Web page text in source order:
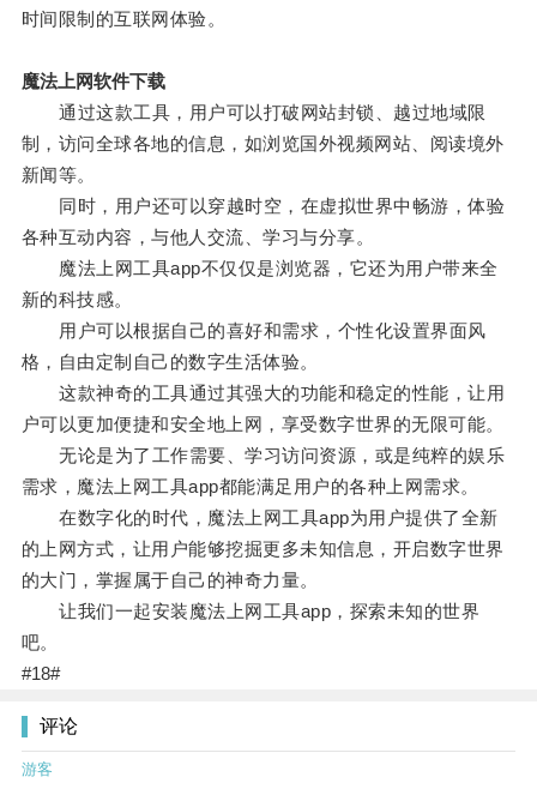
时间限制的互联网体验。
魔法上网软件下载
通过这款工具，用户可以打破网站封锁、越过地域限
制，访问全球各地的信息，如浏览国外视频网站、阅读境外
新闻等。
同时，用户还可以穿越时空，在虚拟世界中畅游，体验
各种互动内容，与他人交流、学习与分享。
魔法上网工具app不仅仅是浏览器，它还为用户带来全
新的科技感。
用户可以根据自己的喜好和需求，个性化设置界面风
格，自由定制自己的数字生活体验。
这款神奇的工具通过其强大的功能和稳定的性能，让用
户可以更加便捷和安全地上网，享受数字世界的无限可能。
无论是为了工作需要、学习访问资源，或是纯粹的娱乐
需求，魔法上网工具app都能满足用户的各种上网需求。
在数字化的时代，魔法上网工具app为用户提供了全新
的上网方式，让用户能够挖掘更多未知信息，开启数字世界
的大门，掌握属于自己的神奇力量。
让我们一起安装魔法上网工具app，探索未知的世界
吧。
#18#
评论
游客